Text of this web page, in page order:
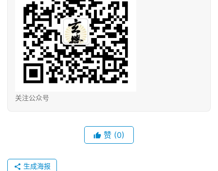
关注公众号
赞 (0)
生成海报